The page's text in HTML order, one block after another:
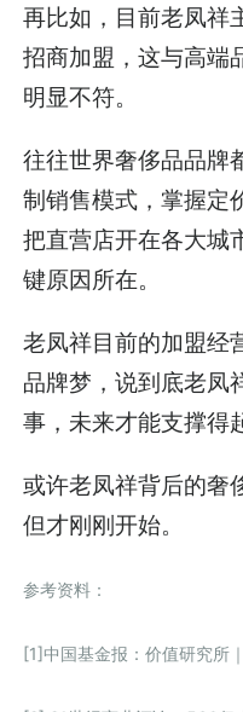
再比如，目前老凤祥
招商加盟，这与高端
明显不符。
往往世界奢侈品品牌
制销售模式，掌握定
把直营店开在各大城
键原因所在。
老凤祥目前的加盟经
品牌梦，说到底老凤
事，未来才能支撑得
或许老凤祥背后的奢
但才刚刚开始。
参考资料：
[1]中国基金报：价值研究所